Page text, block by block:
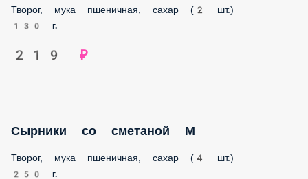
Творог, мука пшеничная, сахар (2 шт.)
130 г.
219 ₽
Сырники со сметаной M
Творог, мука пшеничная, сахар (4 шт.)
250 г.